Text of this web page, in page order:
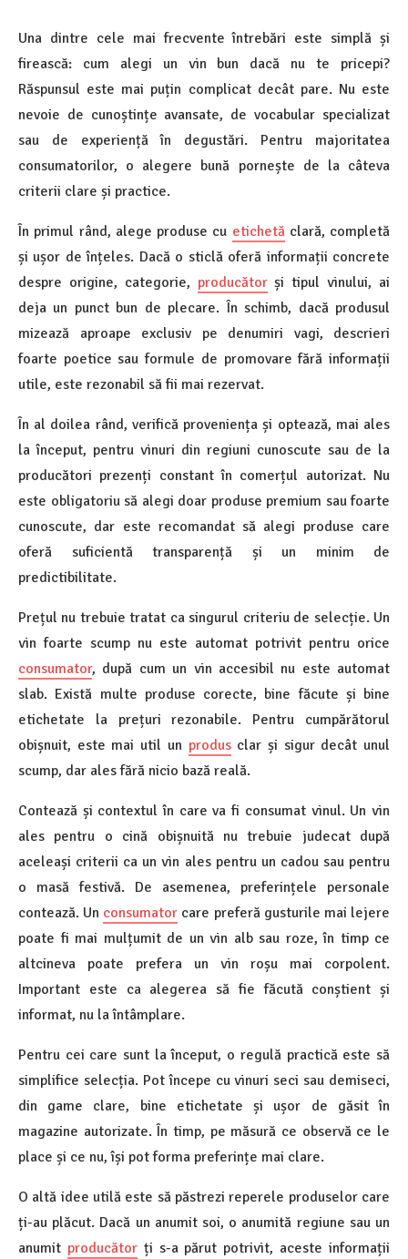
Una dintre cele mai frecvente întrebări este simplă și
firească: cum alegi un vin bun dacă nu te pricepi?
Răspunsul este mai puțin complicat decât pare. Nu este
nevoie de cunoștințe avansate, de vocabular specializat
sau de experiență în degustări. Pentru majoritatea
consumatorilor, o alegere bună pornește de la câteva
criterii clare și practice.
În primul rând, alege produse cu etichetăclară, completă
și ușor de înțeles. Dacă o sticlă oferă informații concrete
despre origine, categorie, producătorși tipul vinului, ai
deja un punct bun de plecare. În schimb, dacă produsul
mizează aproape exclusiv pe denumiri vagi, descrieri
foarte poetice sau formule de promovare fără informații
utile, este rezonabil să fii mai rezervat.
În al doilea rând, verifică proveniența și optează, mai ales
la început, pentru vinuri din regiuni cunoscute sau de la
producători prezenți constant în comerțul autorizat. Nu
este obligatoriu să alegi doar produse premium sau foarte
cunoscute, dar este recomandat să alegi produse care
oferă suficientă transparență și un minim de
predictibilitate.
Prețul nu trebuie tratat ca singurul criteriu de selecție. Un
vin foarte scump nu este automat potrivit pentru orice
consumator, după cum un vin accesibil nu este automat
slab. Există multe produse corecte, bine făcute și bine
etichetate la prețuri rezonabile. Pentru cumpărătorul
obișnuit, este mai util un produsclar și sigur decât unul
scump, dar ales fără nicio bază reală.
Contează și contextul în care va fi consumat vinul. Un vin
ales pentru o cină obișnuită nu trebuie judecat după
aceleași criterii ca un vin ales pentru un cadou sau pentru
o masă festivă. De asemenea, preferințele personale
contează. Un consumator care preferă gusturile mai lejere
poate fi mai mulțumit de un vin alb sau roze, în timp ce
altcineva poate prefera un vin roșu mai corpolent.
Important este ca alegerea să fie făcută conștient și
informat, nu la întâmplare.
Pentru cei care sunt la început, o regulă practică este să
simplifice selecția. Pot începe cu vinuri seci sau demiseci,
din game clare, bine etichetate și ușor de găsit în
magazine autorizate. În timp, pe măsură ce observă ce le
place și ce nu, își pot forma preferințe mai clare.
O altă idee utilă este să păstrezi reperele produselor care
ți-au plăcut. Dacă un anumit soi, o anumită regiune sau un
anumit producătorți s-a părut potrivit, aceste informații